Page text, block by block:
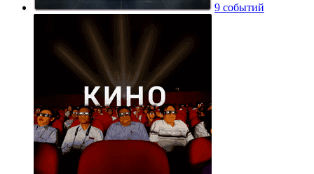
9 событий